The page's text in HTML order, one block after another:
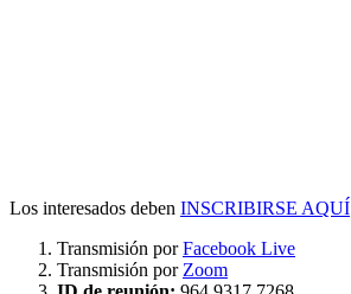
Los interesados deben INSCRIBIRSE AQUÍ
Transmisión porFacebook Live
Transmisión por Zoom